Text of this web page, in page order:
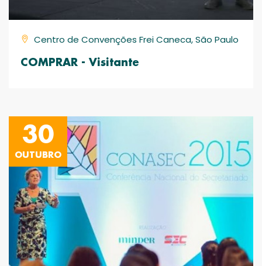
Centro de Convenções Frei Caneca, São Paulo
COMPRAR - Visitante
30
OUTUBRO